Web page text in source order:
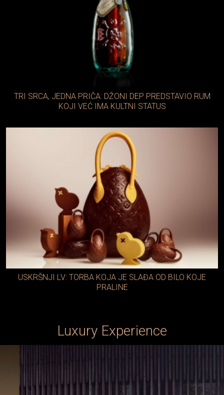
TRI SRCA, JEDNA PRIČA: DŽONI DEP PREDSTAVIO RUM
KOJI VEĆ IMA KULTNI STATUS
USKRŠNJI LV: TORBA KOJA JE SLAĐA OD BILO KOJE
PRALINE
Luxury Experience